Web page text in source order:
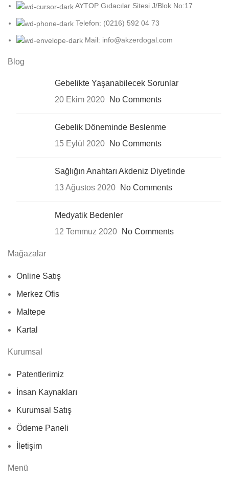
AYTOP Gıdacılar Sitesi J/Blok No:17
Telefon: (0216) 592 04 73
Mail: info@akzerdogal.com
Blog
Gebelikte Yaşanabilecek Sorunlar
20 Ekim 2020
No Comments
Gebelik Döneminde Beslenme
15 Eylül 2020
No Comments
Sağlığın Anahtarı Akdeniz Diyetinde
13 Ağustos 2020
No Comments
Medyatik Bedenler
12 Temmuz 2020
No Comments
Mağazalar
Online Satış
Merkez Ofis
Maltepe
Kartal
Kurumsal
Patentlerimiz
İnsan Kaynakları
Kurumsal Satış
Ödeme Paneli
İletişim
Menü